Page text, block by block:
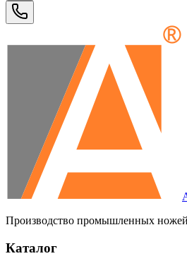
Производство промышленных ножей
Каталог